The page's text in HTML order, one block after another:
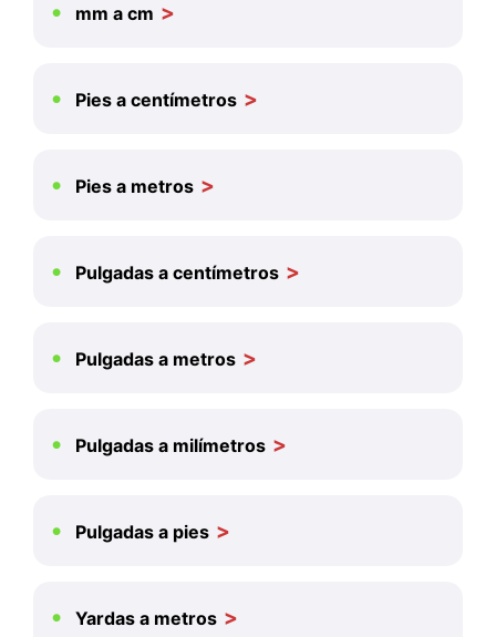
mm a cm
Pies a centímetros
Pies a metros
Pulgadas a centímetros
Pulgadas a metros
Pulgadas a milímetros
Pulgadas a pies
Yardas a metros